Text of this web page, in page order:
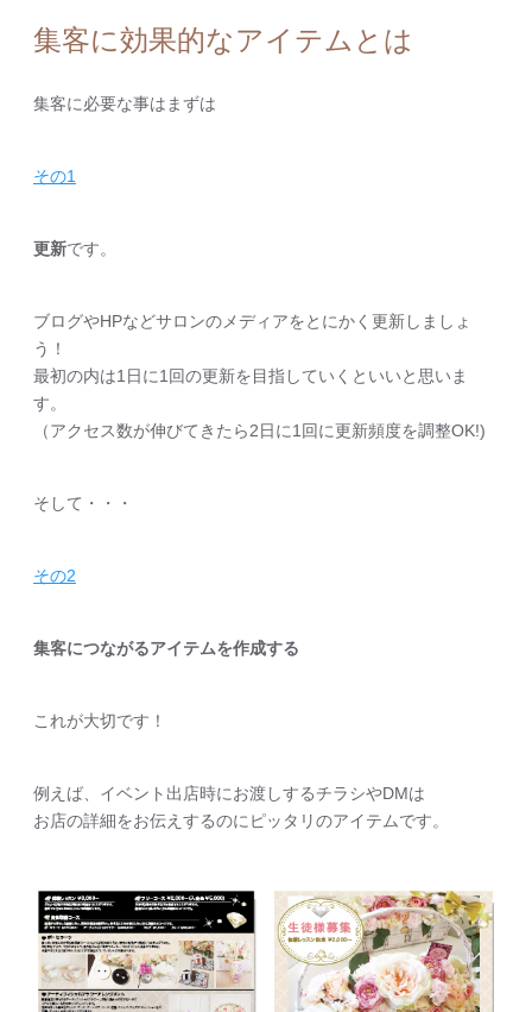
集客に効果的なアイテムとは
集客に必要な事はまずは
その1
更新です。
ブログやHPなどサロンのメディアをとにかく更新しましょ
う！
最初の内は1日に1回の更新を目指していくといいと思いま
す。
（アクセス数が伸びてきたら2日に1回に更新頻度を調整OK!)
そして・・・
その2
集客につながるアイテムを作成する
これが大切です！
例えば、イベント出店時にお渡しするチラシやDMは
お店の詳細をお伝えするのにピッタリのアイテムです。